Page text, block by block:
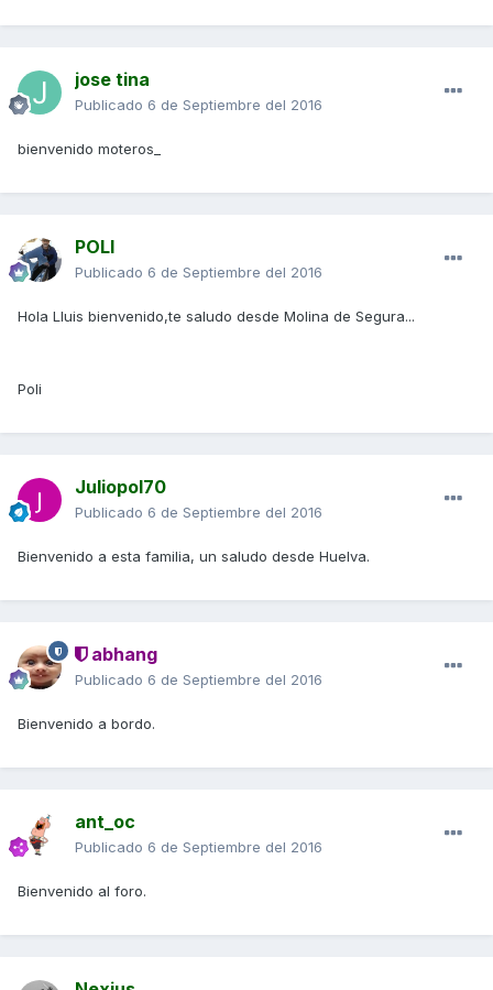
jose tina
Publicado 6 de Septiembre del 2016
bienvenido moteros_
POLI
Publicado 6 de Septiembre del 2016
Hola Lluis bienvenido,te saludo desde Molina de Segura...
Poli
Juliopol70
Publicado 6 de Septiembre del 2016
Bienvenido a esta familia, un saludo desde Huelva.
abhang
Publicado 6 de Septiembre del 2016
Bienvenido a bordo.
ant_oc
Publicado 6 de Septiembre del 2016
Bienvenido al foro.